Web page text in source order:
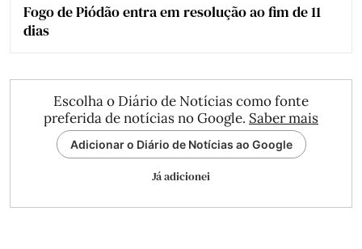
Fogo de Piódão entra em resolução ao fim de 11
dias
Escolha o Diário de Notícias como fonte
preferida de notícias no Google. Saber mais
Adicionar o Diário de Notícias ao Google
Já adicionei